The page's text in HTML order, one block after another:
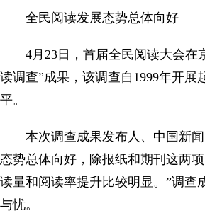
全民阅读发展态势总体向好
4月23日，首届全民阅读大会
读调查”成果，该调查自1999年开
平。
本次调查成果发布人、中国新
态势总体向好，除报纸和期刊这两
读量和阅读率提升比较明显。”调查
与忧。